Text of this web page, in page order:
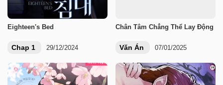
Eighteen's Bed
Chap 1 29/12/2024
Chân Tâm Chẳng Thể Lay Động
Văn Án 07/01/2025